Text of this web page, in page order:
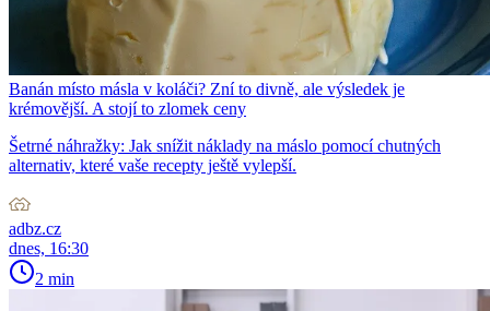
Banán místo másla v koláči? Zní to divně, ale výsledek je
krémovější. A stojí to zlomek ceny
Šetrné náhražky: Jak snížit náklady na máslo pomocí chutných
alternativ, které vaše recepty ještě vylepší.
adbz.cz
dnes, 16:30
2 min